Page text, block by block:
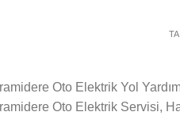
Oto Elektrik Yol
Oto Elektrik Servisi,